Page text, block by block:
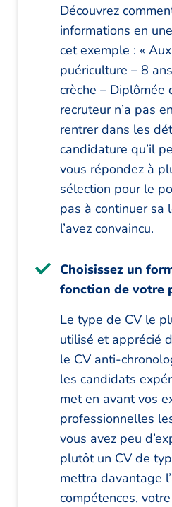
Découvrez
informations en
cet exemple : «
puériculture – 8
crèche – Diplômée
recruteur n’a pas
rentrer dans les
candidature qu’il
vous répondez à
sélection pour le
pas à continuer sa
l’avez convaincu.
Choisissez un
fonction de votre
Le type de CV le
utilisé et apprécié
le CV anti-
les candidats
met en avant vos
professionnelles
vous avez peu
plutôt un CV de
mettra davantage
compétences,